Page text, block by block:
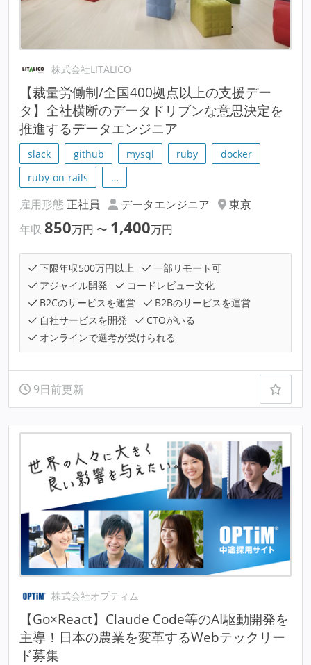
株式会社LITALICO
【裁量労働制/全国400拠点以上の支援デー
タ】全社横断のデータドリブンな意思決定を
推進するデータエンジニア
slack github mysql ruby
docker
ruby-on-rails
…
雇用形態 正社員 データエンジニア
東京
年収 850万円 〜 1,400万円
下限年収500万円以上
一部リモート可
アジャイル開発
コードレビュー文化
B2Cのサービスを運営
B2Bのサービスを運営
自社サービスを開発
CTOがいる
オンラインで選考が受けられる
9日前更新
株式会社オプティム
【Go×React】Claude Code等のAI駆動開発を
主導！日本の農業を変革するWebテックリー
ド募集